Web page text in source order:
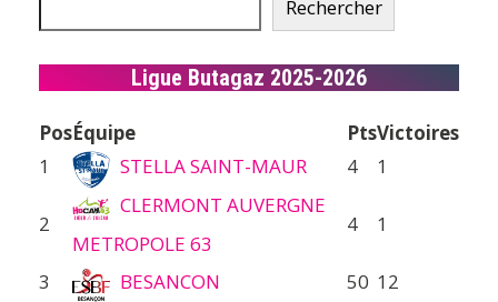
Rechercher
Ligue Butagaz 2025-2026
PosÉquipe PtsVictoires
1
STELLA SAINT-MAUR 4 1
2
CLERMONT AUVERGNE
METROPOLE 63
4 1
3 BESANCON 50 12